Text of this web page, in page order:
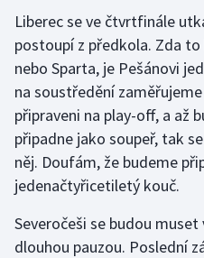
Triatlon
Veslování
Vodní slalom
Volejbal
Liberec se ve čtvrtfinále
postoupí z předkola. Zda
nebo Sparta, je Pešánovi
na soustředění
připraveni na play-off, a až
připadne jako soupeř, tak
něj. Doufám, že budeme
jedenačtyřicetiletý kouč.
Severočeši se budou
dlouhou pauzou. Poslední